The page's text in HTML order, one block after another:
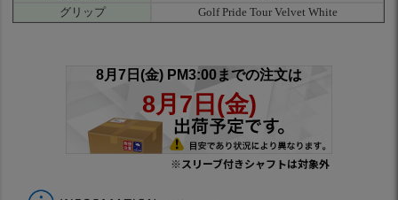
グリップ
Golf Pride Tour Velvet White
※スリーブ付きシャフトは対象外